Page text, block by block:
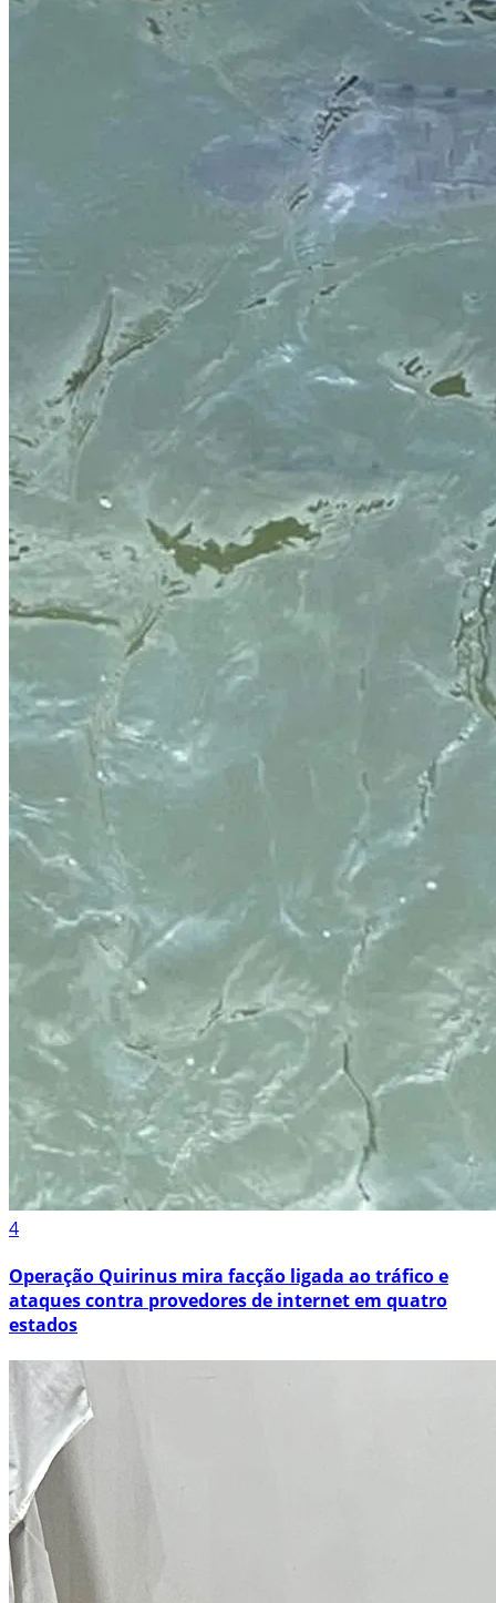
4
Operação Quirinus mira facção ligada ao tráfico e
ataques contra provedores de internet em quatro
estados